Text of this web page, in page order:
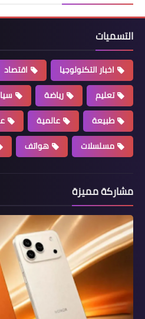
التسميات
اخبار التكنولوجيا اقتصاد
تعليم
رياضة
طبيعة
عالمية
مسلسلات
هواتف
مشاركة مميزة